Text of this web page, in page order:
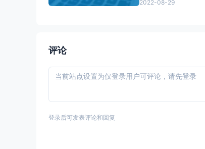
2022-08-29
评论
登录后可发表评论和回复